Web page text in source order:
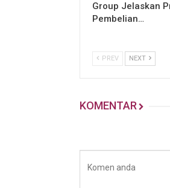
Group Jelaskan
Pembelian…
PREV NEXT
KOMENTAR